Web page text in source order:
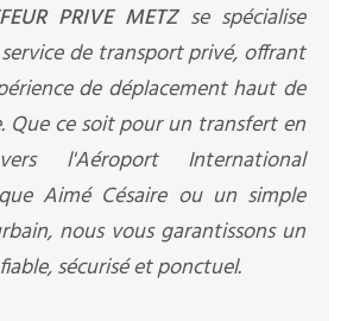
PRIVE METZ se spécialise
de transport privé, offrant
de déplacement haut de
Que ce soit pour un transfert en
l'Aéroport International
Aimé Césaire ou un simple
nous vous garantissons un
sécurisé et ponctuel.